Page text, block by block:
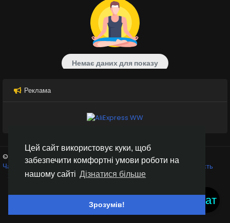
Цей сайт використовує куки, щоб
забезпечити комфортні умови роботи на
нашому сайті Дізнатися більше
Зрозумів!
Немає даних для показу
Реклама
Чат
© 2026 Inter Black
Українська
Чат кімнати
Крипто біржі Умови використання
Конфіденційність
Зв'яжіться з нами Каталог